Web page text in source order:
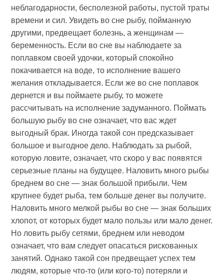
неблагодарности, бесполезной работы, пустой траты
времени и сил. Увидеть во сне рыбу, пойманную
другими, предвещает болезнь, а женщинам —
беременность. Если во сне вы наблюдаете за
поплавком своей удочки, который спокойно
покачивается на воде, то исполнение вашего
желания откладывается. Если же во сне поплавок
дернется и вы поймаете рыбу, то можете
рассчитывать на исполнение задуманного. Поймать
большую рыбу во сне означает, что вас ждет
выгодный брак. Иногда такой сон предсказывает
большое и выгодное дело. Наблюдать за рыбой,
которую ловите, означает, что скоро у вас появятся
серьезные планы на будущее. Наловить много рыбы
бреднем во сне — знак большой прибыли. Чем
крупнее будет рыба, тем больше денег вы получите.
Наловить много мелкой рыбы во сне — знак больших
хлопот, от которых будет мало пользы или мало денег.
Но ловить рыбу сетями, бреднем или неводом
означает, что вам следует опасаться рискованных
занятий. Однако такой сон предвещает успех тем
людям, которые что-то (или кого-то) потеряли и